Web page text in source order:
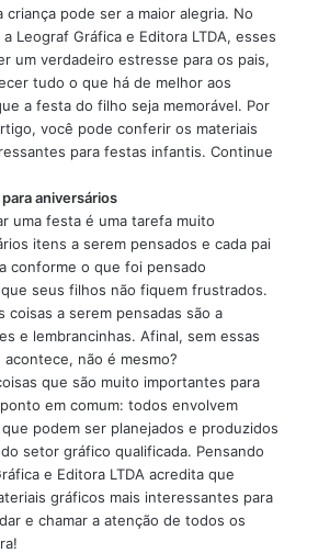
criança pode ser a maior alegria. No
Leograf Gráfica e Editora LTDA, esses
um verdadeiro estresse para os pais,
tudo o que há de melhor aos
a festa do filho seja memorável. Por
você pode conferir os materiais
para festas infantis. Continue
aniversários
uma festa é uma tarefa muito
itens a serem pensados e cada pai
conforme o que foi pensado
seus filhos não fiquem frustrados.
coisas a serem pensadas são a
e lembrancinhas. Afinal, sem essas
não é mesmo?
que são muito importantes para
em comum: todos envolvem
podem ser planejados e produzidos
setor gráfico qualificada. Pensando
e Editora LTDA acredita que
gráficos mais interessantes para
e chamar a atenção de todos os